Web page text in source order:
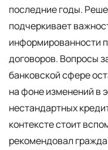
последние годы.
подчеркивает
информированности
договоров. Вопросы
банковской сфере
на фоне изменений в
нестандартных
контексте стоит
рекомендовал